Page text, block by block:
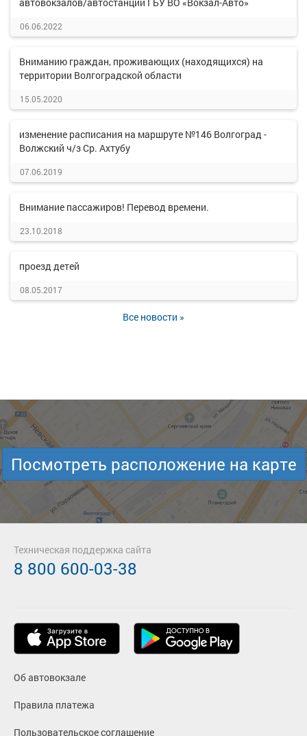
06.06.2022
Вниманию граждан, проживающих (находящихся) на
территории Волгоградской области
15.05.2020
изменение расписания на маршруте №146 Волгоград -
Волжский ч/з Ср. Ахтубу
07.06.2019
Внимание пассажиров! Перевод времени.
23.10.2018
проезд детей
08.05.2017
Все новости »
Посмотреть расположение на карте
Об автовокзале
Правила платежа
Пользовательское соглашение
Техническая поддержка сайта
8 800 600-03-38